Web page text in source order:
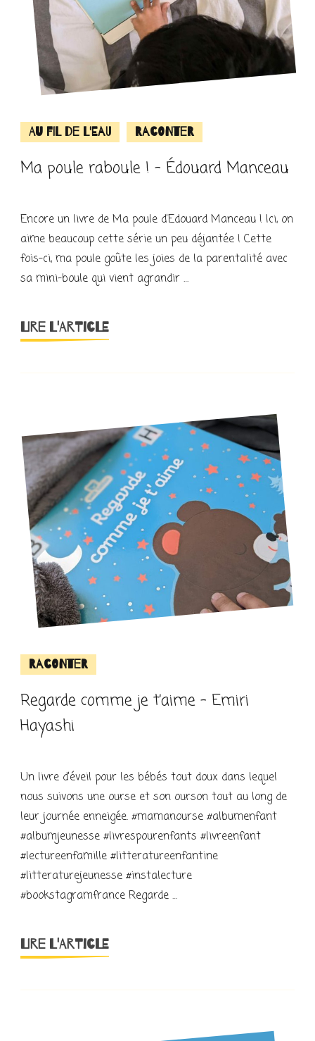
Au fil de l'eau Raconter
Ma poule raboule ! – Édouard Manceau
Encore un livre de Ma poule d’Edouard Manceau ! Ici, on
aime beaucoup cette série un peu déjantée ! Cette
fois-ci, ma poule goûte les joies de la parentalité avec
sa mini-boule qui vient agrandir …
LIRE L'ARTICLE
Raconter
Regarde comme je t’aime – Emiri
Hayashi
Un livre d’éveil pour les bébés tout doux dans lequel
nous suivons une ourse et son ourson tout au long de
leur journée enneigée. #mamanourse #albumenfant
#albumjeunesse #livrespourenfants #livreenfant
#lectureenfamille #litteratureenfantine
#litteraturejeunesse #instalecture
#bookstagramfrance Regarde …
LIRE L'ARTICLE